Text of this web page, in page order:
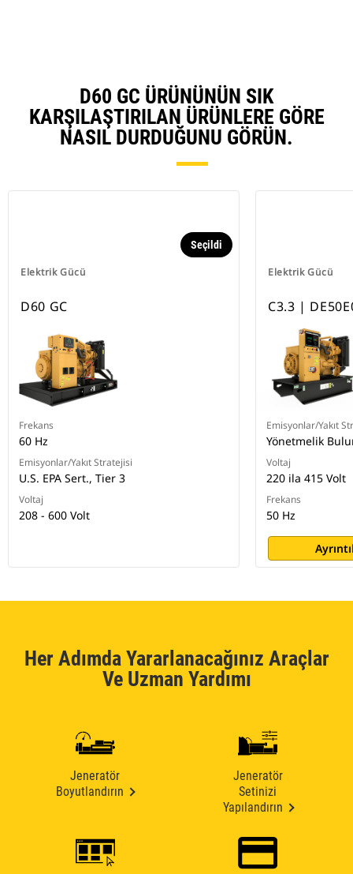
D60 GC ÜRÜNÜNÜN SIK
KARŞILAŞTIRILAN ÜRÜNLERE GÖRE
NASIL DURDUĞUNU GÖRÜN.
Elektrik Gücü
Seçildi
D60 GC
Frekans
60 Hz
Emisyonlar/Yakıt Stratejisi
U.S. EPA Sert., Tier 3
Voltaj
208 - 600 Volt
Elektrik Gücü
C3.3 |
Emisyonlar/Yakıt
Yönetmelik
Voltaj
220 ila 415 Volt
Frekans
50 Hz
Her Adımda Yararlanacağınız Araçlar
Ve Uzman Yardımı
Jeneratör
Boyutlandırın
Jeneratör
Setinizi
Yapılandırın